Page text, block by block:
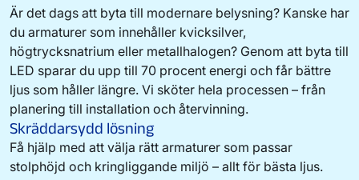
Är det dags att byta till modernare belysning? Kanske har
du armaturer som innehåller kvicksilver,
högtrycksnatrium eller metallhalogen? Genom att byta till
LED sparar du upp till 70 procent energi och får bättre
ljus som håller längre. Vi sköter hela processen – från
planering till installation och återvinning.
Skräddarsydd lösning
Få hjälp med att välja rätt armaturer som passar
stolphöjd och kringliggande miljö – allt för bästa ljus.